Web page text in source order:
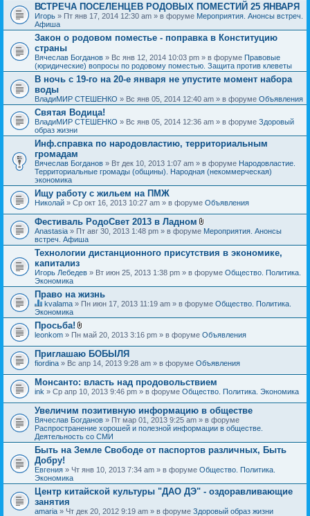
ВСТРЕЧА ПОСЕЛЕНЦЕВ РОДОВЫХ ПОМЕСТИЙ 25 ЯНВАРЯ
Игорь » Пт янв 17, 2014 12:30 am » в форуме Мероприятия. Анонсы встреч.
Афиша
Закон о родовом поместье - поправка в Конституцию
страны
Вячеслав Богданов » Вс янв 12, 2014 10:03 pm » в форуме Правовые
(юридические) вопросы по родовому поместью. Защита против клеветы
В ночь с 19-го на 20-е января не упустите момент набора
воды
ВладиМИР СТЕШЕНКО » Вс янв 05, 2014 12:40 am » в форуме Объявления
Святая Водица!
ВладиМИР СТЕШЕНКО » Вс янв 05, 2014 12:36 am » в форуме Здоровый
образ жизни
Инф.справка по народовластию, территориальным
громадам
Вячеслав Богданов » Вт дек 10, 2013 1:07 am » в форуме Народовластие.
Территориальные громады (общины). Народная (некоммерческая)
экономика
Ищу работу с жильем на ПМЖ
Николай » Ср окт 16, 2013 10:27 am » в форуме Объявления
Фестиваль РодоСвет 2013 в Ладном
В
о
ж
н
и
я
Anastasia » Пт авг 30, 2013 1:48 pm » в форуме Мероприятия. Анонсы
встреч. Афиша
Технологии дистанционного присутствия в экономике,
капитализ
Игорь Лебедев » Вт июн 25, 2013 1:38 pm » в форуме Общество. Политика.
Экономика
Право на жизнь
Д
а
н
н
я
т
е
м
а
с
о
д
е
р
ж
и
т
о
п
р
о
с
.
kvalama » Пн июн 17, 2013 11:19 am » в форуме Общество. Политика.
Экономика
Просьба!
В
о
ж
е
н
и
я
leonkom » Пн май 20, 2013 3:16 pm » в форуме Объявления
Приглашаю БОБЫЛЯ
fiordina » Вс апр 14, 2013 9:28 am » в форуме Объявления
Монсанто: власть над продовольствием
ink » Ср апр 10, 2013 9:46 pm » в форуме Общество. Политика. Экономика
Увеличим позитивную информацию в обществе
Вячеслав Богданов » Пт мар 01, 2013 9:25 am » в форуме
Распространение хорошей и полезной информации в обществе.
Деятельность со СМИ
Быть на Земле Свободе от паспортов различных, Быть
Добру!
Евгения » Чт янв 10, 2013 7:34 am » в форуме Общество. Политика.
Экономика
Центр китайской культуры "ДАО ДЭ" - оздоравливающие
занятия
amaria » Чт дек 20, 2012 9:19 am » в форуме Здоровый образ жизни